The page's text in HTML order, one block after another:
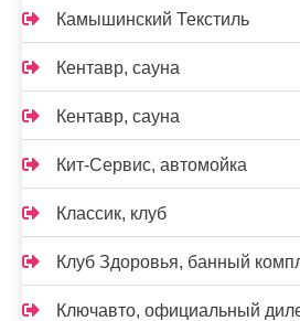
Камышинский Текстиль
Кентавр, сауна
Кентавр, сауна
Кит-Сервис, автомойка
Классик, клуб
Клуб Здоровья, банный
Ключавто, официальный